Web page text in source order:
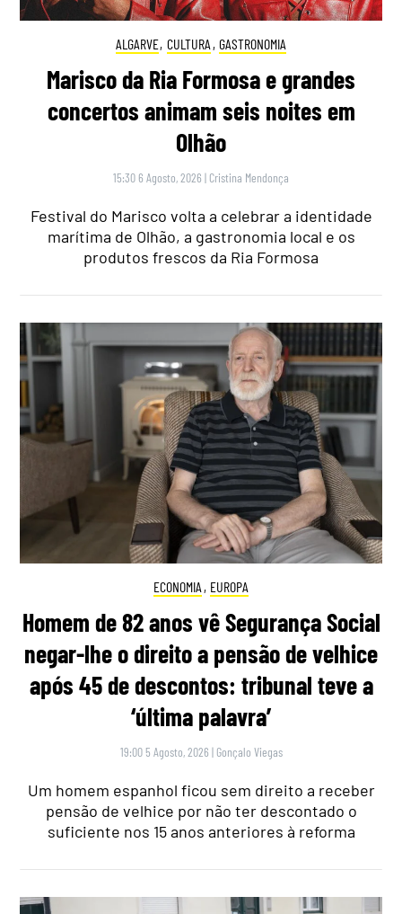
ALGARVE, CULTURA , GASTRONOMIA
Marisco da Ria Formosa e grandes
concertos animam seis noites em
Olhão
15:30 6 Agosto, 2026 | Cristina Mendonça
Festival do Marisco volta a celebrar a identidade
marítima de Olhão, a gastronomia local e os
produtos frescos da Ria Formosa
ECONOMIA , EUROPA
Homem de 82 anos vê Segurança Social
negar-lhe o direito a pensão de velhice
após 45 de descontos: tribunal teve a
‘última palavra’
19:00 5 Agosto, 2026 | Gonçalo Viegas
Um homem espanhol ficou sem direito a receber
pensão de velhice por não ter descontado o
suficiente nos 15 anos anteriores à reforma